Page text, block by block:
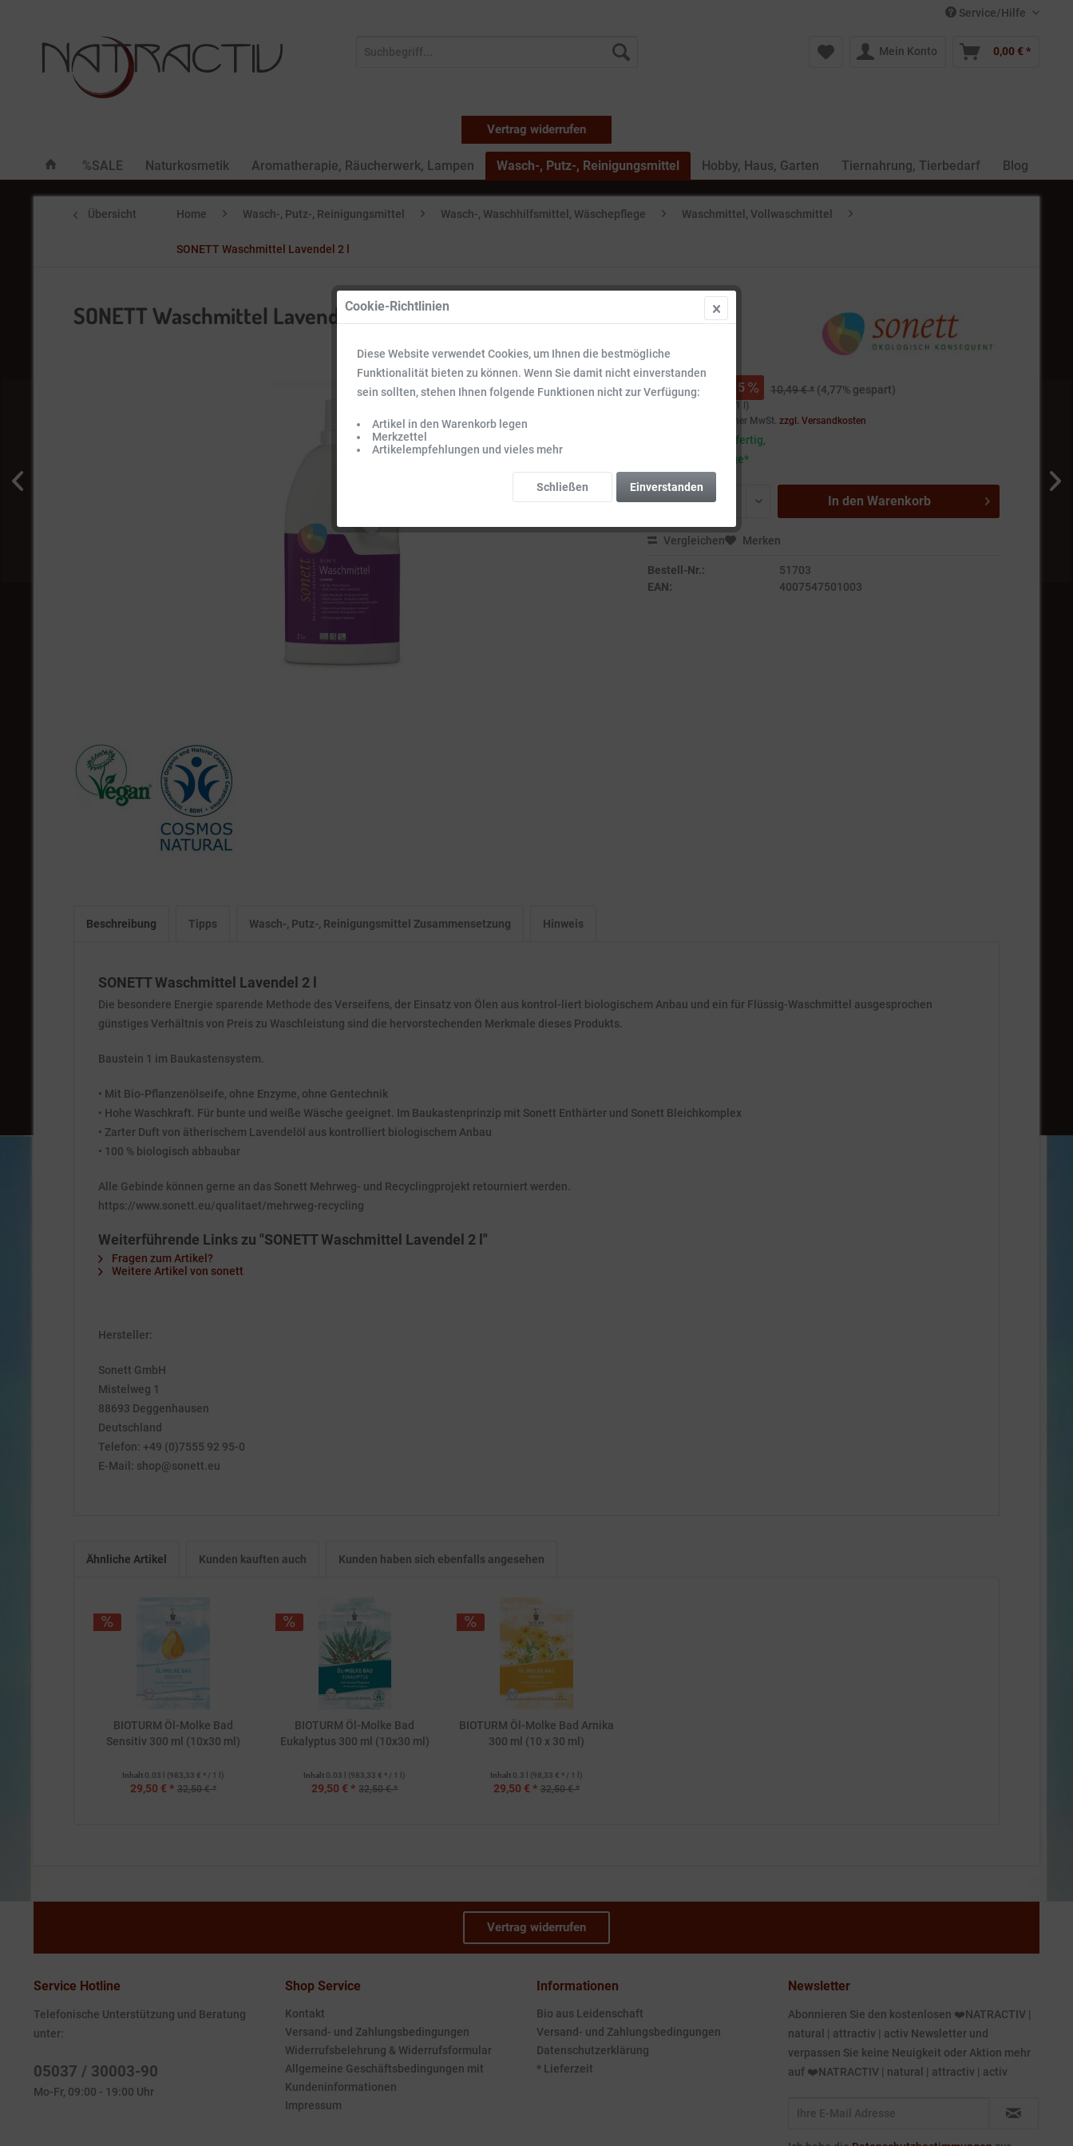
Service/Hilfe
Mein Konto 0,00 € *
Vertrag widerrufen
%SALE Naturkosmetik Aromatherapie, Räucherwerk, Lampen Wasch-, Putz-, Reinigungsmittel Hobby, Haus, Garten Tiernahrung, Tierbedarf Blog
Übersicht Home Wasch-, Putz-, Reinigungsmittel Wasch-, Waschhilfsmittel, Wäschepflege Waschmittel, Vollwaschmittel
SONETT Waschmittel Lavendel 2 l
SONETT Waschmittel Lavendel 2 l
9,99 € * 5 10,49 € * (4,77% gespart)
2 l (5,00 € * / 1 l)
Preise inkl. gesetzlicher MwSt.zzgl. Versandkosten
Sofort versandfertig,
Lieferzeit 3-5 Tage*
In den Warenkorb
Vergleichen Merken
Bestell-Nr.:
51703
EAN:
4007547501003
Beschreibung Tipps Wasch-, Putz-, Reinigungsmittel Zusammensetzung Hinweis
SONETT Waschmittel Lavendel 2 l
Die besondere Energie sparende Methode des Verseifens, der Einsatz von Ölen aus kontrol-liert biologischem Anbau und ein für Flüssig-Waschmittel ausgesprochen
günstiges Verhältnis von Preis zu Waschleistung sind die hervorstechenden Merkmale dieses Produkts.
Baustein 1 im Baukastensystem.
• Mit Bio-Pflanzenölseife, ohne Enzyme, ohne Gentechnik
• Hohe Waschkraft. Für bunte und weiße Wäsche geeignet. Im Baukastenprinzip mit Sonett Enthärter und Sonett Bleichkomplex
• Zarter Duft von ätherischem Lavendelöl aus kontrolliert biologischem Anbau
• 100 % biologisch abbaubar
Alle Gebinde können gerne an das Sonett Mehrweg- und Recyclingprojekt retourniert werden.
https://www.sonett.eu/qualitaet/mehrweg-recycling
Weiterführende Links zu "SONETT Waschmittel Lavendel 2 l"
Fragen zum Artikel?
Weitere Artikel von sonett
Hersteller:
Sonett GmbH
Mistelweg 1
88693 Deggenhausen
Deutschland
Telefon: +49 (0)7555 92 95-0
E-Mail: shop@sonett.eu
Ähnliche Artikel Kunden kauften auch Kunden haben sich ebenfalls angesehen
BIOTURM Öl-Molke Bad
Sensitiv 300 ml (10x30 ml)
Inhalt 0.03 l (983,33 € * / 1 l)
29,50 € * 32,50 € *
BIOTURM Öl-Molke Bad
Eukalyptus 300 ml (10x30 ml)
Inhalt 0.03 l (983,33 € * / 1 l)
29,50 € * 32,50 € *
BIOTURM Öl-Molke Bad Arnika
300 ml (10 x 30 ml)
Inhalt 0.3 l (98,33 € * / 1 l)
29,50 € * 32,50 € *
Vertrag widerrufen
Service Hotline
Telefonische Unterstützung und Beratung
unter:
05037 / 30003-90
Mo-Fr, 09:00 - 19:00 Uhr
Shop Service
Kontakt
Versand- und Zahlungsbedingungen
Widerrufsbelehrung & Widerrufsformular
Allgemeine Geschäftsbedingungen mit
Kundeninformationen
Impressum
Informationen
Bio aus Leidenschaft
Versand- und Zahlungsbedingungen
Datenschutzerklärung
* Lieferzeit
Newsletter
Abonnieren Sie den kostenlosen ❤️NATRACTIV |
natural | attractiv | activ Newsletter und
verpassen Sie keine Neuigkeit oder Aktion mehr
auf ❤️NATRACTIV | natural | attractiv | activ
Cookie-Richtlinien
Diese Website verwendet Cookies, um Ihnen die bestmögliche
Funktionalität bieten zu können. Wenn Sie damit nicht einverstanden
sein sollten, stehen Ihnen folgende Funktionen nicht zur Verfügung:
Artikel in den Warenkorb legen
Merkzettel
Artikelempfehlungen und vieles mehr
Einverstanden
Schließen